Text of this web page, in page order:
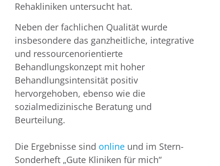
Rehakliniken untersucht hat.
Neben der fachlichen Qualität wurde
insbesondere das ganzheitliche, integrative
und ressourcenorientierte
Behandlungskonzept mit hoher
Behandlungsintensität positiv
hervorgehoben, ebenso wie die
sozialmedizinische Beratung und
Beurteilung.
Die Ergebnisse sind online und im Stern-
Sonderheft „Gute Kliniken für mich“